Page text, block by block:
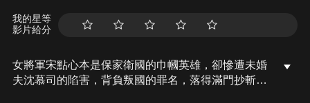
我的星等
影片給分
女將軍宋點心本是保家衛國的巾幗英雄，卻慘遭未婚
夫沈慕司的陷害，背負叛國的罪名，落得滿門抄斬的